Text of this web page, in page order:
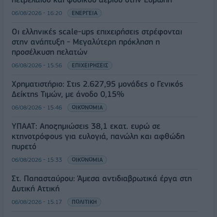
06/08/2026 - 16:20 ΕΝΕΡΓΕΙΑ
Οι ελληνικές scale-ups επιχειρήσεις στρέφονται
στην ανάπτυξη - Μεγαλύτερη πρόκληση η
προσέλκυση πελατών
06/08/2026 - 15:56 ΕΠΙΧΕΙΡΗΣΕΙΣ
Χρηματιστήριο: Στις 2.627,95 μονάδες ο Γενικός
Δείκτης Τιμών, με άνοδο 0,15%
06/08/2026 - 15:46 ΟΙΚΟΝΟΜΙΑ
ΥΠΑΑΤ: Αποζημιώσεις 38,1 εκατ. ευρώ σε
κτηνοτρόφους για ευλογιά, πανώλη και αφθώδη
πυρετό
06/08/2026 - 15:33 ΟΙΚΟΝΟΜΙΑ
Στ. Παπασταύρου: Άμεσα αντιδιαβρωτικά έργα στη
Δυτική Αττική
06/08/2026 - 15:17 ΠΟΛΙΤΙΚΗ